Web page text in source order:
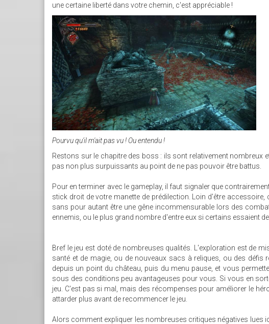
une certaine liberté dans votre chemin, c'est appréciable !
Pourvu qu'il m'ait pas vu ! Ou entendu !
Restons sur le chapitre des boss : ils sont relativement nombreux
pas non plus surpuissants au point de ne pas pouvoir être battus.
Pour en terminer avec le gameplay, il faut signaler que
stick droit de votre manette de prédilection. Loin d'être
sans pour autant être une gêne incommensurable lors des
ennemis, ou le plus grand nombre d'entre eux si certains essaient
Bref le jeu est doté de nombreuses qualités. L'exploration est de
santé et de magie, ou de nouveaux sacs à reliques, ou des
depuis un point du château, puis du menu pause, et vous
sous des conditions peu avantageuses pour vous. Si vous en
jeu. C'est pas si mal, mais des récompenses pour améliorer le
attarder plus avant de recommencer le jeu.
Alors comment expliquer les nombreuses critiques négatives lues